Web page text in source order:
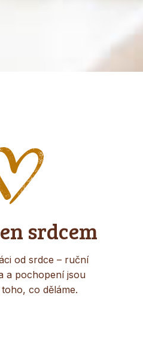
srdcem
od srdce – ruční
a pochopení jsou
co děláme.